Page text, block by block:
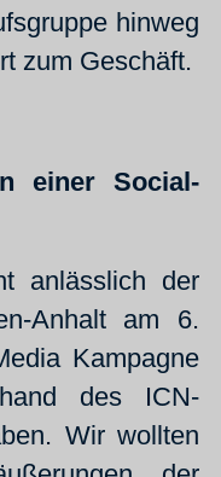
hinweg
zum Geschäft.
einer Social-
anlässlich der
Anhalt am 6.
Kampagne
des ICN-
Wir wollten